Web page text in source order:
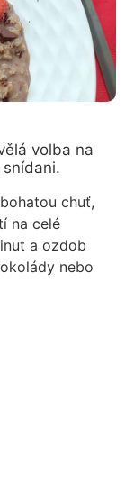
volba na
chuť,
na celé
a ozdob
nebo